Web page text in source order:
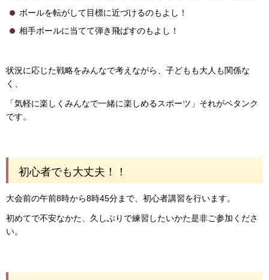
ボールを転がして目標に近づけるのもよし！
相手ボールに当てて弾き飛ばすのもよし！
状況に応じた戦略をみんなで考えながら、子どもも大人も関係な
く、
「気軽に楽しくみんなで一緒に楽しめるスポーツ」それがペタンク
です。
初心者でも大丈夫！！
大会前の午前8時から8時45分まで、初心者講習を行います。
初めてで不安なかた、久しぶりで練習したいかた是非ご参加くださ
い。